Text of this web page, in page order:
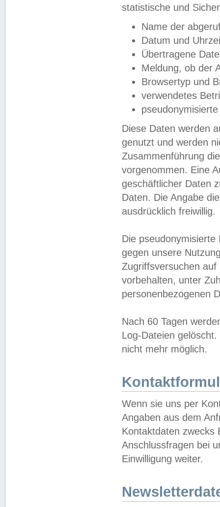
statistische und
Name der
Datum und
Übertragene
Meldung, ob der
Browsertyp und
verwendetes
Diese Daten werden
genutzt und werden
Zusammenführung
vorgenommen. Eine
geschäftlicher Daten
Daten. Die Angabe
ausdrücklich freiwillig.
Die
gegen unsere
Zugriffsversuchen
vorbehalten, unter
personenbezogenen
Nach 60 Tagen
Log-Dateien
nicht mehr möglich.
Wenn sie uns per
Angaben aus dem
Kontaktdaten zwecks
Anschlussfragen bei
Einwilligung weiter.